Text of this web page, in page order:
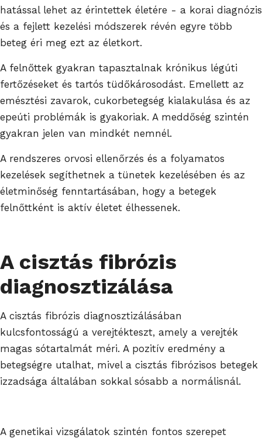
hatással lehet az érintettek életére - a korai diagnózis
és a fejlett kezelési módszerek révén egyre több
beteg éri meg ezt az életkort.
A felnőttek gyakran tapasztalnak krónikus légúti
fertőzéseket és tartós tüdőkárosodást. Emellett az
emésztési zavarok, cukorbetegség kialakulása és az
epeúti problémák is gyakoriak. A meddőség szintén
gyakran jelen van mindkét nemnél.
A rendszeres orvosi ellenőrzés és a folyamatos
kezelések segíthetnek a tünetek kezelésében és az
életminőség fenntartásában, hogy a betegek
felnőttként is aktív életet élhessenek.
A cisztás fibrózis
diagnosztizálása
A cisztás fibrózis diagnosztizálásában
kulcsfontosságú a verejtékteszt, amely a verejték
magas sótartalmát méri. A pozitív eredmény a
betegségre utalhat, mivel a cisztás fibrózisos betegek
izzadsága általában sokkal sósabb a normálisnál.
A genetikai vizsgálatok szintén fontos szerepet